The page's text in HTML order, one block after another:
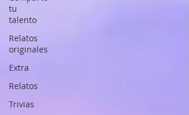
tu
talento
Relatos
originales
Extra
Relatos
Trivias